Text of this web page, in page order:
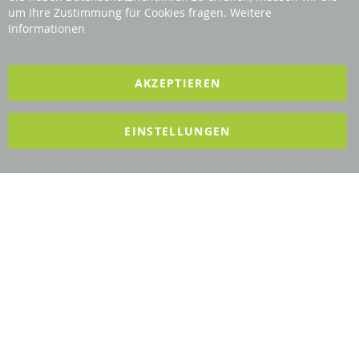
Revisage GmbH
um Ihre Zustimmung für Cookies fragen. Weitere
Informationen
AKZEPTIEREN
EINSTELLUNGEN